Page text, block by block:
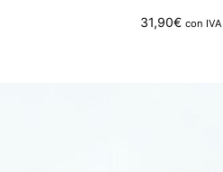
31,90€ con